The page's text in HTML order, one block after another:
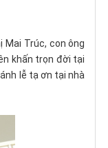
Mai Trúc, con ông
khấn trọn đời tại
lễ tạ ơn tại nhà